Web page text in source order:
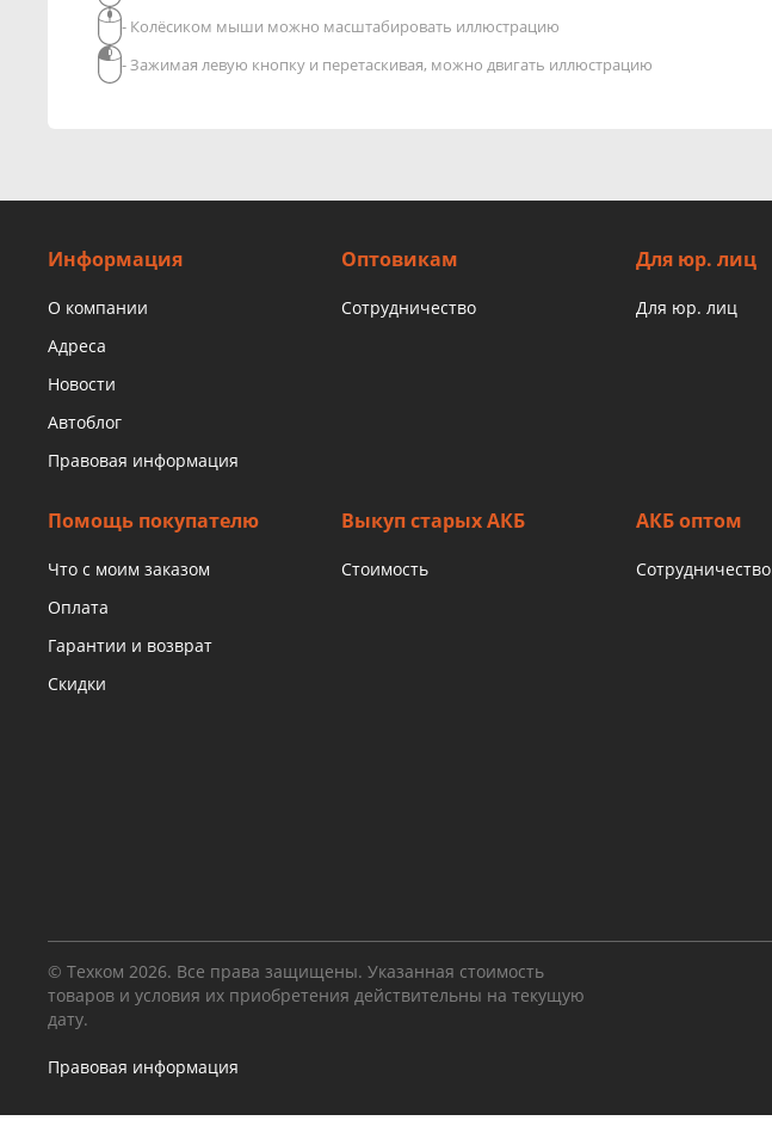
- Колёсиком мыши можно масштабировать иллюстрацию
- Зажимая левую кнопку и перетаскивая, можно двигать иллюстрацию
Информация
О компании
Адреса
Новости
Автоблог
Правовая информация
Оптовикам
Сотрудничество
Для юр. лиц
Для юр. лиц
Помощь покупателю
Что с моим заказом
Оплата
Гарантии и возврат
Скидки
Выкуп старых АКБ
Стоимость
АКБ оптом
Сотрудничество
© Техком 2026. Все права защищены. Указанная стоимость
товаров и условия их приобретения действительны на текущую
дату.
Правовая информация